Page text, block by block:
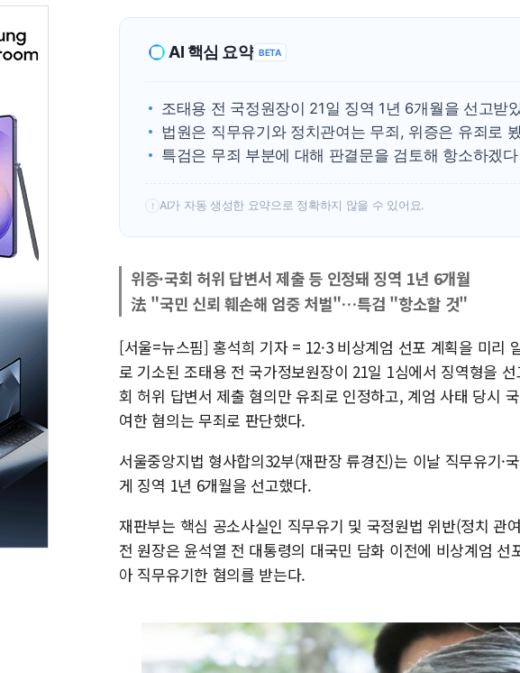
AI 핵심 요약 BETA
조태용 전 국정원장이 21일 징역 1년 6개월을 선고받
법원은 직무유기와 정치관여는 무죄, 위증은 유죄로
특검은 무죄 부분에 대해 판결문을 검토해 항소하겠
! AI가 자동 생성한 요약으로 정확하지 않을 수 있어요.
위증·국회 허위 답변서 제출 등 인정돼 징역 1년 6개월
法 "국민 신뢰 훼손해 엄중 처벌"…특검 "항소할 것"
[서울=뉴스핌] 홍석희 기자 = 12·3 비상계엄 선포 계획을 미리
로 기소된 조태용 전 국가정보원장이 21일 1심에서 징역형을
회 허위 답변서 제출 혐의만 유죄로 인정하고, 계엄 사태 당시
여한 혐의는 무죄로 판단했다.
서울중앙지법 형사합의32부(재판장 류경진)는 이날 직무유기·
게 징역 1년 6개월을 선고했다.
재판부는 핵심 공소사실인 직무유기 및 국정원법 위반(정치 관
전 원장은 윤석열 전 대통령의 대국민 담화 이전에 비상계엄
아 직무유기한 혐의를 받는다.